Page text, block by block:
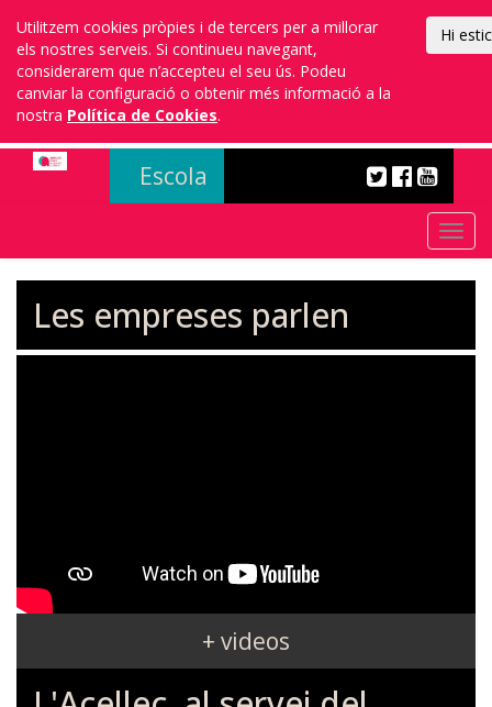
Utilitzem cookies pròpies i de tercers per a millorar
els nostres serveis. Si continueu navegant,
considerarem que n’accepteu el seu ús. Podeu
canviar la configuració o obtenir més informació a la
nostra Política de Cookies.
Hi
Escola
Les empreses parlen
+ videos